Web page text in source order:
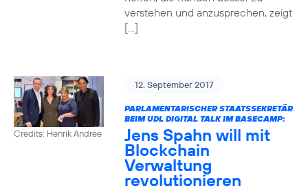
verstehen und anzusprechen, zeigt
[…]
Credits: Henrik Andree
12. September 2017
PARLAMENTARISCHER STAATSSEKRETÄR
BEIM UDL DIGITAL TALK IM BASECAMP:
Jens Spahn will mit
Blockchain
Verwaltung
revolutionieren